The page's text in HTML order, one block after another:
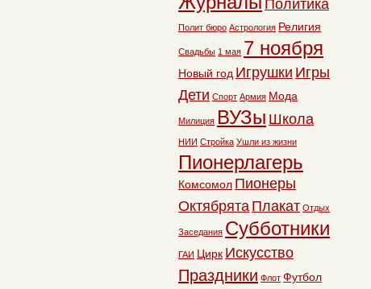
Политика
Полит бюро Астрология Религия
Свадьбы 1 мая 7 ноября
Новый год Игрушки Игры
Дети Спорт Армия Мода
Милиция ВУЗы Школа
НИИ Стройка Ушли из жизни
Пионерлагерь
Комсомол Пионеры
Октябрята Плакат Отдых
Заседания Субботники
ГАИ Цирк Искусство
Праздники Флот Футбол